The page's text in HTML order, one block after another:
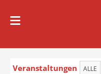
Veranstaltungen ALLE